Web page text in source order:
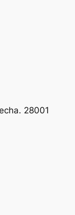
28001